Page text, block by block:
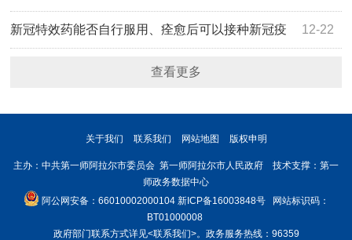
会！ 12-22
新冠特效药能否自行服用、痊愈后可以接种新冠疫
查看更多
关于我们 联系我们 网站地图 版权申明
主办：中共第一师阿拉尔市委员会 第一师阿拉尔市人民政府 技术支撑：第一
师政务数据中心
阿公网安备：66010002000104 新ICP备16003848号网站标识码：
BT01000008
政府部门联系方式详见<联系我们>。政务服务热线：96359